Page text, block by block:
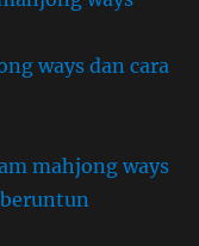
ways dan cara
mahjong ways